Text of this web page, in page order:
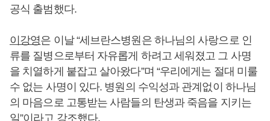
공식 출범했다.
이강영은 이날 “세브란스병원은 하나님의 사랑으로 인
류를 질병으로부터 자유롭게 하려고 세워졌고 그 사명
을 치열하게 붙잡고 살아왔다”며 “우리에게는 절대 미룰
수 없는 사명이 있다. 병원의 수익성과 관계없이 하나님
의 마음으로 고통받는 사람들의 탄생과 죽음을 지키는
일”이라고 강조했다.